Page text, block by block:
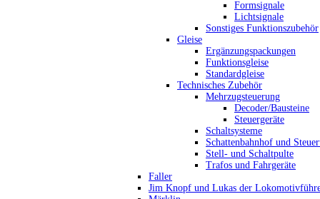
Formsignale
Lichtsignale
Sonstiges Funktionszubehör
Gleise
Ergänzungspackungen
Funktionsgleise
Standardgleise
Technisches Zubehör
Mehrzugsteuerung
Decoder/Bausteine
Steuergeräte
Schaltsysteme
Schattenbahnhof und
Stell- und Schaltpulte
Trafos und Fahrgeräte
Faller
Jim Knopf und Lukas der